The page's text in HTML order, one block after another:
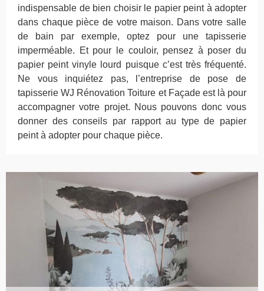
indispensable de bien choisir le papier peint à adopter
dans chaque pièce de votre maison. Dans votre salle
de bain par exemple, optez pour une tapisserie
imperméable. Et pour le couloir, pensez à poser du
papier peint vinyle lourd puisque c’est très fréquenté.
Ne vous inquiétez pas, l’entreprise de pose de
tapisserie WJ Rénovation Toiture et Façade est là pour
accompagner votre projet. Nous pouvons donc vous
donner des conseils par rapport au type de papier
peint à adopter pour chaque pièce.